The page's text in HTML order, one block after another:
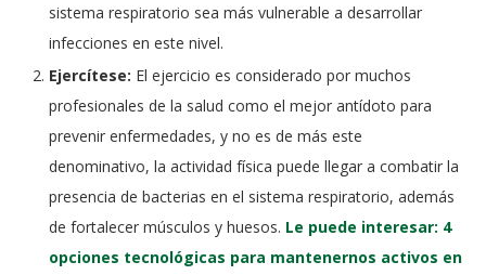
sistema respiratorio sea más vulnerable a desarrollar
infecciones en este nivel.
Ejercítese: El ejercicio es considerado por muchos
profesionales de la salud como el mejor antídoto para
prevenir enfermedades, y no es de más este
denominativo, la actividad física puede llegar a combatir la
presencia de bacterias en el sistema respiratorio, además
de fortalecer músculos y huesos. Le puede interesar: 4
opciones tecnológicas para mantenernos activos en